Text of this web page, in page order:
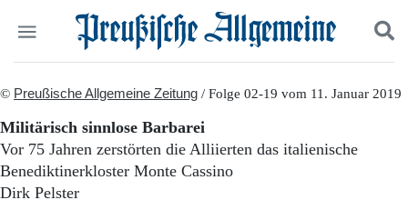
Politik
Wirtschaft
Panorama
Gesellschaft
Suchen und finden
© Preußische Allgemeine Zeitung / Folge 02-19 vom 11. Januar 2019
Militärisch sinnlose Barbarei
Vor 75 Jahren zerstörten die Alliierten das italienische
Benediktinerkloster Monte Cassino
Dirk Pelster